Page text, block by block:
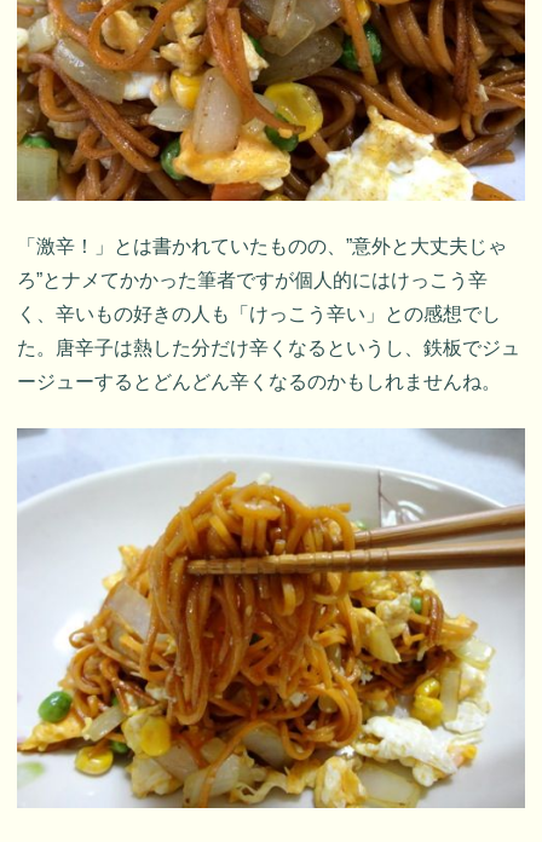
「激辛！」とは書かれていたものの、”意外と大丈夫じゃ
ろ”とナメてかかった筆者ですが個人的にはけっこう辛
く、辛いもの好きの人も「けっこう辛い」との感想でし
た。唐辛子は熱した分だけ辛くなるというし、鉄板でジュ
ージューするとどんどん辛くなるのかもしれませんね。